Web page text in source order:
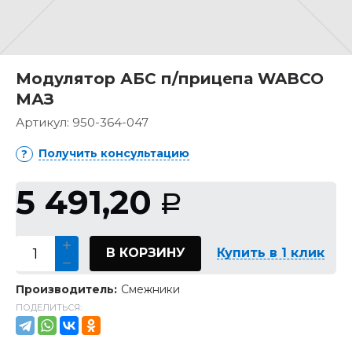
Модулятор АБС п/прицепа WABCO
МАЗ
Артикул: 950-364-047
Получить консультацию
5 491,20 Р
В КОРЗИНУ Купить в 1 клик
Производитель: Смежники
ПОДЕЛИТЬСЯ: